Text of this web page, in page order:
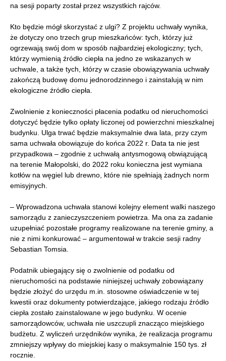
na sesji poparty został przez wszystkich rajców.
Kto będzie mógł skorzystać z ulgi? Z projektu uchwały wynika,
że dotyczy ono trzech grup mieszkańców: tych, którzy już
ogrzewają swój dom w sposób najbardziej ekologiczny; tych,
którzy wymienią źródło ciepła na jedno ze wskazanych w
uchwale, a także tych, którzy w czasie obowiązywania uchwały
zakończą budowę domu jednorodzinnego i zainstalują w nim
ekologiczne źródło ciepła.
Zwolnienie z konieczności płacenia podatku od nieruchomości
dotyczyć będzie tylko opłaty liczonej od powierzchni mieszkalnej
budynku. Ulga trwać będzie maksymalnie dwa lata, przy czym
sama uchwała obowiązuje do końca 2022 r. Data ta nie jest
przypadkowa – zgodnie z uchwałą antysmogową obwiązującą
na terenie Małopolski, do 2022 roku konieczna jest wymiana
kotłów na węgiel lub drewno, które nie spełniają żadnych norm
emisyjnych.
– Wprowadzona uchwała stanowi kolejny element walki naszego
samorządu z zanieczyszczeniem powietrza. Ma ona za zadanie
uzupełniać pozostałe programy realizowane na terenie gminy, a
nie z nimi konkurować – argumentował w trakcie sesji radny
Sebastian Tomsia.
Podatnik ubiegający się o zwolnienie od podatku od
nieruchomości na podstawie niniejszej uchwały zobowiązany
będzie złożyć do urzędu m.in. stosowne oświadczenie w tej
kwestii oraz dokumenty potwierdzające, jakiego rodzaju źródło
ciepła zostało zainstalowane w jego budynku. W ocenie
samorządowców, uchwała nie uszczupli znacząco miejskiego
budżetu. Z wyliczeń urzędników wynika, że realizacja programu
zmniejszy wpływy do miejskiej kasy o maksymalnie 150 tys. zł
rocznie.